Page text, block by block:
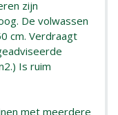
zijn
De volwassen
cm. Verdraagt
Is ruim
met meerdere